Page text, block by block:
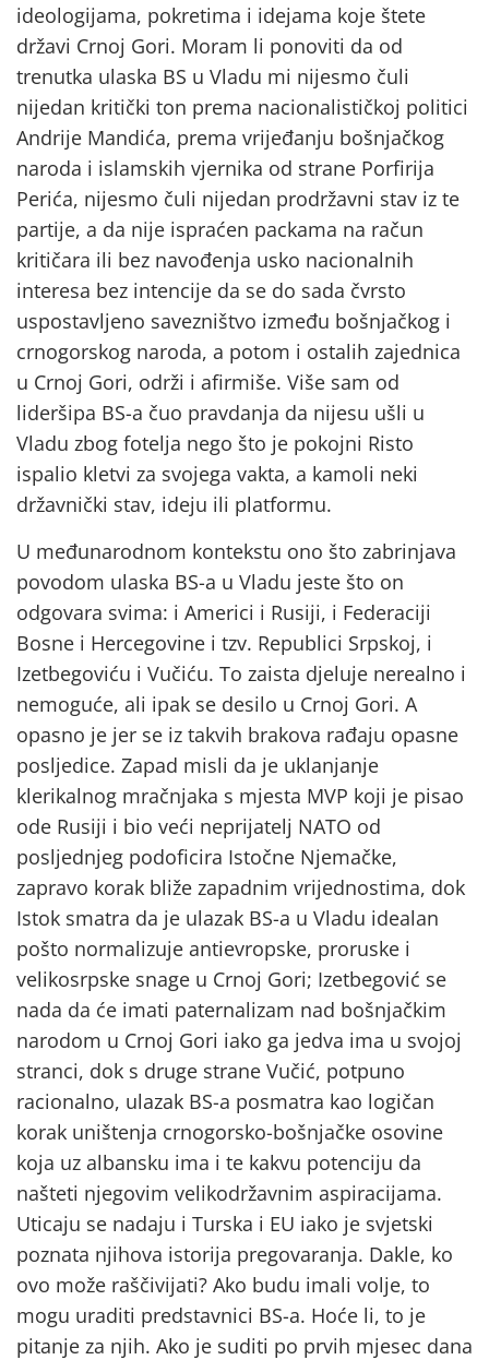
ideologijama, pokretima i idejama koje štete
državi Crnoj Gori. Moram li ponoviti da od
trenutka ulaska BS u Vladu mi nijesmo čuli
nijedan kritički ton prema nacionalističkoj politici
Andrije Mandića, prema vrijeđanju bošnjačkog
naroda i islamskih vjernika od strane Porfirija
Perića, nijesmo čuli nijedan prodržavni stav iz te
partije, a da nije ispraćen packama na račun
kritičara ili bez navođenja usko nacionalnih
interesa bez intencije da se do sada čvrsto
uspostavljeno savezništvo između bošnjačkog i
crnogorskog naroda, a potom i ostalih zajednica
u Crnoj Gori, održi i afirmiše. Više sam od
lideršipa BS-a čuo pravdanja da nijesu ušli u
Vladu zbog fotelja nego što je pokojni Risto
ispalio kletvi za svojega vakta, a kamoli neki
državnički stav, ideju ili platformu.
U međunarodnom kontekstu ono što zabrinjava
povodom ulaska BS-a u Vladu jeste što on
odgovara svima: i Americi i Rusiji, i Federaciji
Bosne i Hercegovine i tzv. Republici Srpskoj, i
Izetbegoviću i Vučiću. To zaista djeluje nerealno i
nemoguće, ali ipak se desilo u Crnoj Gori. A
opasno je jer se iz takvih brakova rađaju opasne
posljedice. Zapad misli da je uklanjanje
klerikalnog mračnjaka s mjesta MVP koji je pisao
ode Rusiji i bio veći neprijatelj NATO od
posljednjeg podoficira Istočne Njemačke,
zapravo korak bliže zapadnim vrijednostima, dok
Istok smatra da je ulazak BS-a u Vladu idealan
pošto normalizuje antievropske, proruske i
velikosrpske snage u Crnoj Gori; Izetbegović se
nada da će imati paternalizam nad bošnjačkim
narodom u Crnoj Gori iako ga jedva ima u svojoj
stranci, dok s druge strane Vučić, potpuno
racionalno, ulazak BS-a posmatra kao logičan
korak uništenja crnogorsko-bošnjačke osovine
koja uz albansku ima i te kakvu potenciju da
našteti njegovim velikodržavnim aspiracijama.
Uticaju se nadaju i Turska i EU iako je svjetski
poznata njihova istorija pregovaranja. Dakle, ko
ovo može raščivijati? Ako budu imali volje, to
mogu uraditi predstavnici BS-a. Hoće li, to je
pitanje za njih. Ako je suditi po prvih mjesec dana